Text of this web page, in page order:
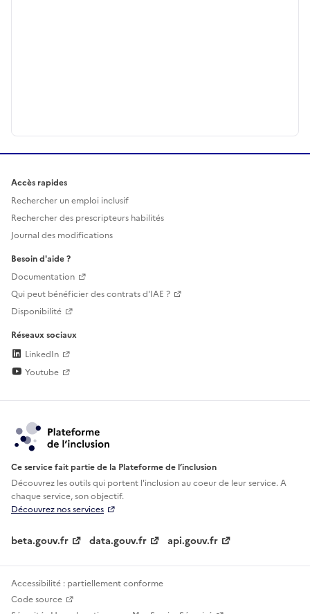
Accès rapides
Rechercher un emploi inclusif
Rechercher des prescripteurs habilités
Journal des modifications
Besoin d'aide ?
Documentation
Qui peut bénéficier des contrats d'IAE ?
Disponibilité
Réseaux sociaux
LinkedIn
Youtube
Ce service fait partie de la Plateforme de l’inclusion
Découvrez les outils qui portent l'inclusion aucoeur de leur service. A
chaque service, son objectif.
Découvrez nos services
beta.gouv.fr data.gouv.fr api.gouv.fr
Accessibilité : partiellement conforme
Code source